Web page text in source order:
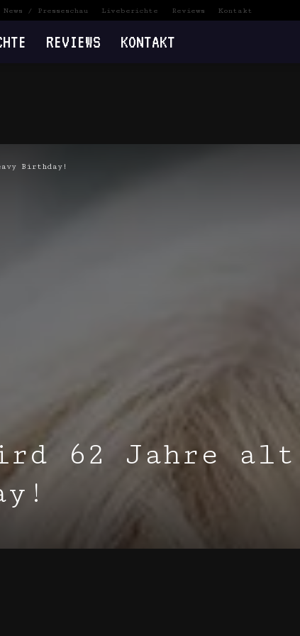
News / Presseschau Liveberichte Reviews Kontakt
REVIEWS KONTAKT
Birthday!
62 Jahre